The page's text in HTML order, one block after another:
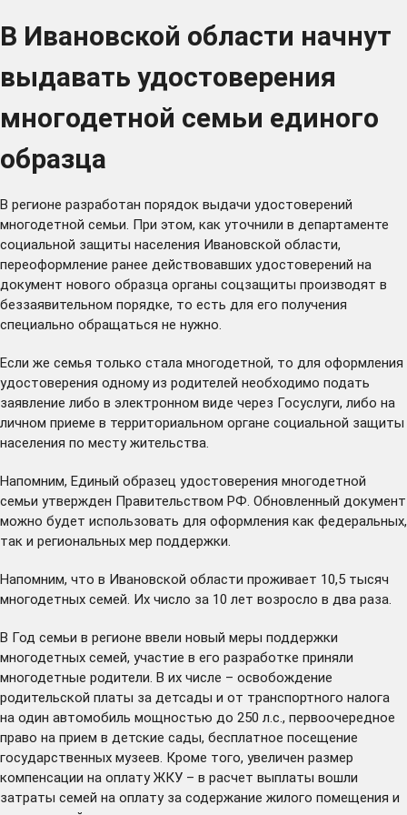
В Ивановской области начнут
выдавать удостоверения
многодетной семьи единого
образца
В регионе разработан порядок выдачи удостоверений
многодетной семьи. При этом, как уточнили в департаменте
социальной защиты населения Ивановской области,
переоформление ранее действовавших удостоверений на
документ нового образца органы соцзащиты производят в
беззаявительном порядке, то есть для его получения
специально обращаться не нужно.
Если же семья только стала многодетной, то для оформления
удостоверения одному из родителей необходимо подать
заявление либо в электронном виде через Госуслуги, либо на
личном приеме в территориальном органе социальной защиты
населения по месту жительства.
Напомним, Единый образец удостоверения многодетной
семьи утвержден Правительством РФ. Обновленный документ
можно будет использовать для оформления как федеральных,
так и региональных мер поддержки.
Напомним, что в Ивановской области проживает 10,5 тысяч
многодетных семей. Их число за 10 лет возросло в два раза.
В Год семьи в регионе ввели новый меры поддержки
многодетных семей, участие в его разработке приняли
многодетные родители. В их числе – освобождение
родительской платы за детсады и от транспортного налога
на один автомобиль мощностью до 250 л.с., первоочередное
право на прием в детские сады, бесплатное посещение
государственных музеев. Кроме того, увеличен размер
компенсации на оплату ЖКУ – в расчет выплаты вошли
затраты семей на оплату за содержание жилого помещения и